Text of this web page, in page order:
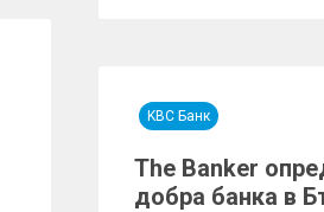
KBC Банк
The Banker
добра банка в